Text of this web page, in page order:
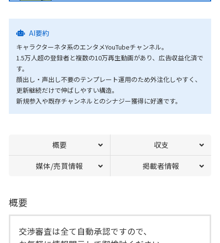
AI要約
キャラクターネタ系のエンタメYouTubeチャンネル。
1.5万人超の登録者と複数の10万再生動画があり、広告収益化済で
す。
顔出し・声出し不要のテンプレート運用のため外注化しやすく、
更新継続だけで伸ばしやすい構造。
新規参入や既存チャンネルとのシナジー獲得に好適です。
概要 収支
媒体/売買情報 掲載者情報
概要
交渉審査は全て自動承認ですので、